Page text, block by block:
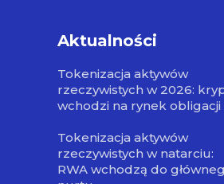
Aktualności
Tokenizacja aktywów
rzeczywistych w 2026:
wchodzi na rynek obligacji
Tokenizacja aktywów
rzeczywistych w natarciu:
RWA wchodzą do